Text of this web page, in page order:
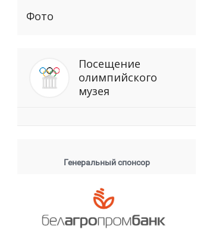
Фото
Посещение
олимпийского
музея
Генеральный спонсор